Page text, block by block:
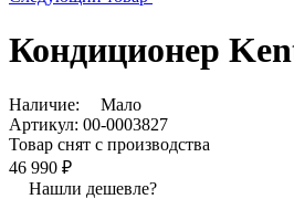
Кондиционер
Наличие:
Мало
Артикул: 00-0003827
Товар снят с производства
46 990 ₽
Нашли дешевле?